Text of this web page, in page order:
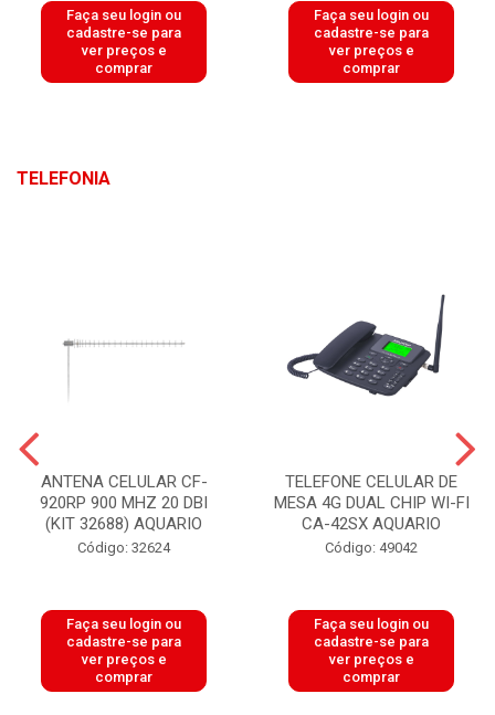
Faça seu login ou
cadastre-se para
ver preços e
comprar
Faça seu login ou
cadastre-se para
ver preços e
comprar
TELEFONIA
ANTENA CELULAR CF-
920RP 900 MHZ 20 DBI
(KIT 32688) AQUARIO
Código: 32624
Faça seu login ou
cadastre-se para
ver preços e
comprar
TELEFONE CELULAR DE
MESA 4G DUAL CHIP WI-FI
CA-42SX AQUARIO
Código: 49042
Faça seu login ou
cadastre-se para
ver preços e
comprar